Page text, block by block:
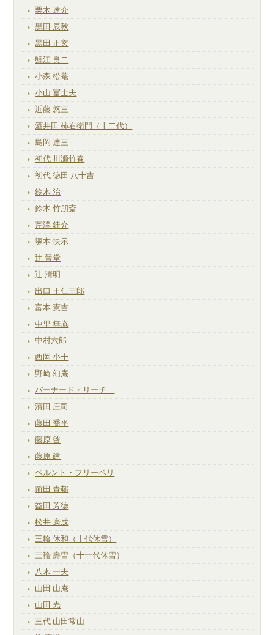
栗木 達介
黒田 辰秋
黒田 正玄
鯉江 良二
小森 松菴
小山 冨士夫
近藤 悠三
酒井田 柿右衛門（十二代）
島岡 達三
初代 川瀬竹春
初代 徳田 八十吉
鈴木 治
鈴木 竹朋斎
芹澤 銈介
塚本 快示
辻 晉堂
辻 清明
出口 王仁三郎
富本 憲吉
中里 無庵
中村六郎
西岡 小十
野崎 幻庵
バーナード・リーチ
濱田 庄司
藤田 喬平
藤原 啓
藤原 建
ベルント・フリーベリ
前田 青邨
益田 芳徳
松井 康成
三輪 休和（十代休雪）
三輪 壽雪（十一代休雪）
八木 一夫
山田 山庵
山田 光
三代 山田常山